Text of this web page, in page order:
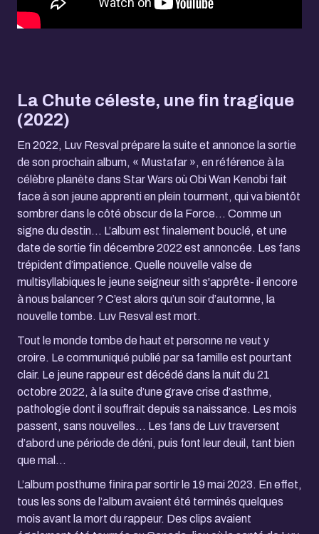
La Chute céleste, une fin tragique
(2022)
En 2022, Luv Resval prépare la suite et annonce la sortie
de son prochain album, « Mustafar », en référence à la
célèbre planète dans Star Wars où Obi Wan Kenobi fait
face à son jeune apprenti en plein tourment, qui va bientôt
sombrer dans le côté obscur de la Force… Comme un
signe du destin… L’album est finalement bouclé, et une
date de sortie fin décembre 2022 est annoncée. Les fans
trépident d’impatience. Quelle nouvelle valse de
multisyllabiques le jeune seigneur sith s'apprête- il encore
à nous balancer ? C’est alors qu’un soir d’automne, la
nouvelle tombe. Luv Resval est mort.
Tout le monde tombe de haut et personne ne veut y
croire. Le communiqué publié par sa famille est pourtant
clair. Le jeune rappeur est décédé dans la nuit du 21
octobre 2022, à la suite d’une grave crise d’asthme,
pathologie dont il souffrait depuis sa naissance. Les mois
passent, sans nouvelles… Les fans de Luv traversent
d’abord une période de déni, puis font leur deuil, tant bien
que mal…
L’album posthume finira par sortir le 19 mai 2023. En effet,
tous les sons de l’album avaient été terminés quelques
mois avant la mort du rappeur. Des clips avaient